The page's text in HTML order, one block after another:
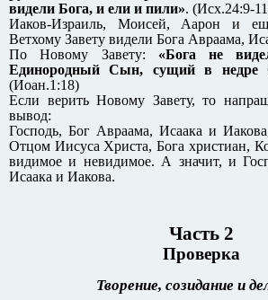
видели Бога, и ели и пили». (Исх.24:9-
Иаков-Израиль, Моисей, Аарон и
Ветхому Завету видели Бога Авраама,
По Новому Завету: «Бога не
Единородный Сын, сущий в недре
(Иоан.1:18)
Если верить Новому Завету, то
вывод:
Господь, Бог Авраама, Исаака и
Отцом Иисуса Христа, Бога христиан,
видимое и невидимое. А значит, и
Исаака и Иакова.
Часть 2
Проверка
Творение, созидание и